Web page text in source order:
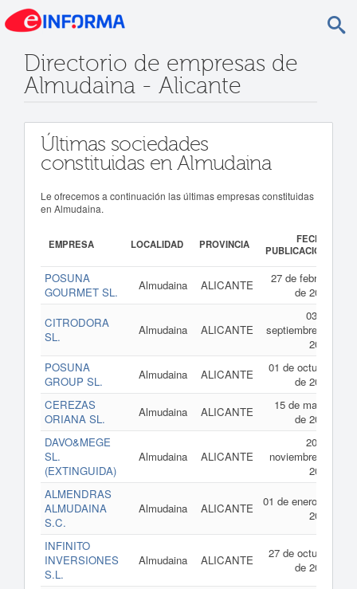
Directorio de empresas de
Almudaina - Alicante
Últimas sociedades
constituidas en Almudaina
Le ofrecemos a continuación las últimas empresas constituidas
en Almudaina.
EMPRESA LOCALIDAD PROVINCIA
FECHA
PUBLICACIÓN
POSUNA
GOURMET SL.
Almudaina ALICANTE
27 de febrero
de 2026
CITRODORA
SL.
Almudaina ALICANTE
03 de
septiembre de
2025
POSUNA
GROUP SL.
Almudaina ALICANTE
01 de octubre
de 2024
CEREZAS
ORIANA SL.
Almudaina ALICANTE
15 de marzo
de 2023
DAVO&MEGE
SL.
(EXTINGUIDA)
Almudaina ALICANTE
20 de
noviembre de
2013
ALMENDRAS
ALMUDAINA
S.C.
Almudaina ALICANTE
01 de enero de
2013
INFINITO
INVERSIONES
S.L.
Almudaina ALICANTE
27 de octubre
de 2006